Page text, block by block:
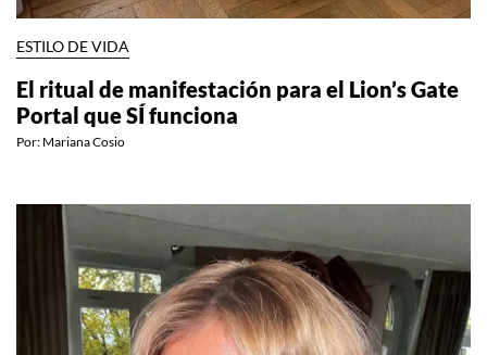
ESTILO DE VIDA
El ritual de manifestación para el Lion’s Gate
Portal que SÍ funciona
Por: Mariana Cosio